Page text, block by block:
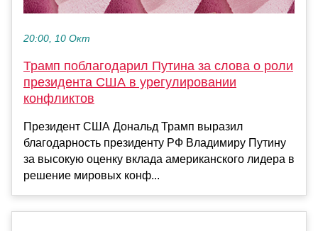
20:00, 10 Окт
Трамп поблагодарил Путина за слова о роли
президента США в урегулировании
конфликтов
Президент США Дональд Трамп выразил
благодарность президенту РФ Владимиру Путину
за высокую оценку вклада американского лидера в
решение мировых конф...